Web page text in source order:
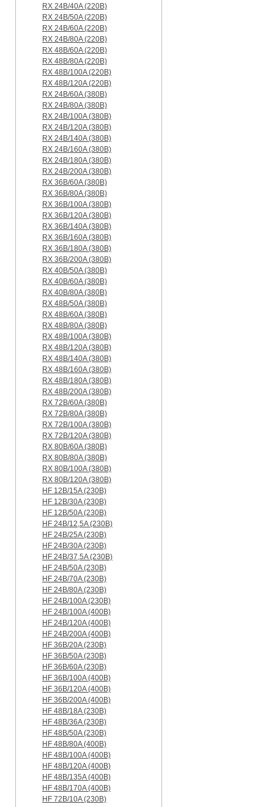
RX 24B/40A (220B)
RX 24B/50A (220B)
RX 24B/60A (220B)
RX 24B/80A (220B)
RX 48B/60A (220B)
RX 48B/80A (220B)
RX 48B/100A (220B)
RX 48B/120A (220B)
RX 24B/60A (380B)
RX 24B/80A (380B)
RX 24B/100A (380B)
RX 24B/120A (380B)
RX 24B/140A (380B)
RX 24B/160A (380B)
RX 24B/180A (380B)
RX 24B/200A (380B)
RX 36B/60A (380B)
RX 36B/80A (380B)
RX 36B/100A (380B)
RX 36B/120A (380B)
RX 36B/140A (380B)
RX 36B/160A (380B)
RX 36B/180A (380B)
RX 36B/200A (380B)
RX 40B/50A (380B)
RX 40B/60A (380B)
RX 40B/80A (380B)
RX 48B/50A (380B)
RX 48B/60A (380B)
RX 48B/80A (380B)
RX 48B/100A (380B)
RX 48B/120A (380B)
RX 48B/140A (380B)
RX 48B/160A (380B)
RX 48B/180A (380B)
RX 48B/200A (380B)
RX 72B/60A (380B)
RX 72B/80A (380B)
RX 72B/100A (380B)
RX 72B/120A (380B)
RX 80B/60A (380B)
RX 80B/80A (380B)
RX 80B/100A (380B)
RX 80B/120A (380B)
HF 12B/15A (230B)
HF 12B/30A (230B)
HF 12B/50A (230B)
HF 24B/12,5A (230B)
HF 24B/25A (230B)
HF 24B/30A (230B)
HF 24B/37,5A (230B)
HF 24B/50A (230B)
HF 24B/70A (230B)
HF 24B/80A (230B)
HF 24B/100A (230B)
HF 24B/100A (400B)
HF 24B/120A (400B)
HF 24B/200A (400B)
HF 36B/20A (230B)
HF 36B/50A (230B)
HF 36B/60A (230B)
HF 36B/100A (400B)
HF 36B/120A (400B)
HF 36B/200A (400B)
HF 48B/18A (230B)
HF 48B/36A (230B)
HF 48B/50A (230B)
HF 48B/80A (400B)
HF 48B/100A (400B)
HF 48B/120A (400B)
HF 48B/135A (400B)
HF 48B/170A (400B)
HF 72B/10A (230B)